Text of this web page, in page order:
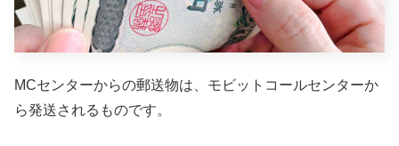
MCセンターからの郵送物は、モビットコールセンターか
ら発送されるものです。